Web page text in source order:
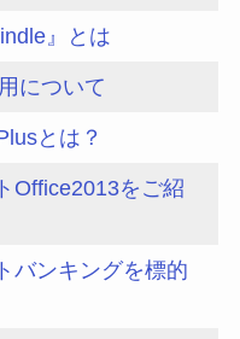
』とは
について
とは？
Office2013をご紹
バンキングを標的